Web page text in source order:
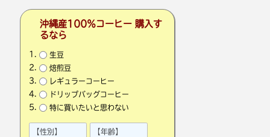
沖縄産100％コーヒー 購入す
るなら
生豆
焙煎豆
レギュラーコーヒー
ドリップバッグコーヒー
特に買いたいと思わない